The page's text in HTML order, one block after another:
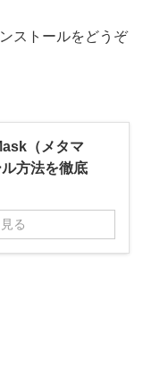
ストールをどうぞ
（メタマ
方法を徹底
る